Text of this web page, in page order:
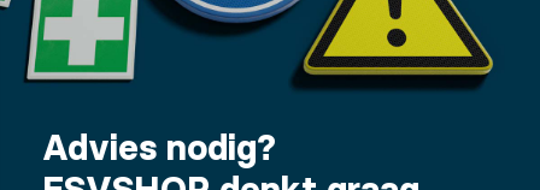
Advies nodig?